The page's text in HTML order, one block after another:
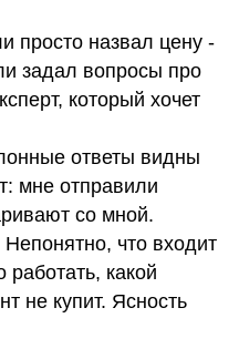
просто назвал цену -
задал вопросы про
который хочет
ответы видны
мне отправили
со мной.
что входит
работать, какой
не купит. Ясность